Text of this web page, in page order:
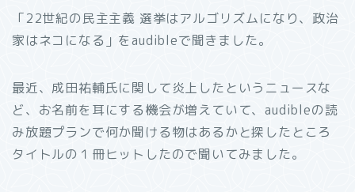
「22世紀の民主主義 選挙はアルゴリズムになり、政治
家はネコになる」をaudibleで聞きました。
最近、成田祐輔氏に関して炎上したというニュースな
ど、お名前を耳にする機会が増えていて、audibleの読
み放題プランで何か聞ける物はあるかと探したところ
タイトルの１冊ヒットしたので聞いてみました。